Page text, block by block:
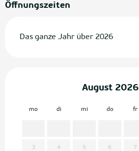
Öffnungszeiten
Das ganze Jahr über 2026
August 2026
mo di mi do fr
3 4 5 6 7